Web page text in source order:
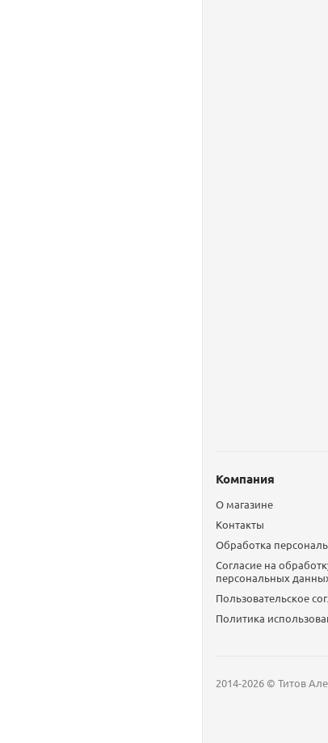
Компания
О магазине
Контакты
Обработка
Согласие на
персональных
Пользовательское
Политика
2014-2026 © Титов